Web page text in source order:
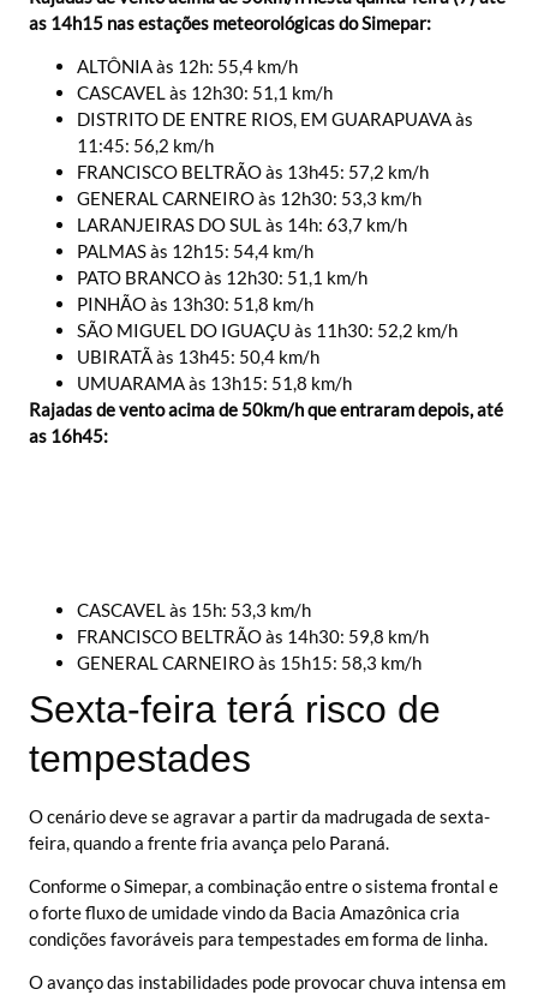
as 14h15 nas estações meteorológicas do Simepar:
ALTÔNIA às 12h: 55,4 km/h
CASCAVEL às 12h30: 51,1 km/h
DISTRITO DE ENTRE RIOS, EM GUARAPUAVA às
11:45: 56,2 km/h
FRANCISCO BELTRÃO às 13h45: 57,2 km/h
GENERAL CARNEIRO às 12h30: 53,3 km/h
LARANJEIRAS DO SUL às 14h: 63,7 km/h
PALMAS às 12h15: 54,4 km/h
PATO BRANCO às 12h30: 51,1 km/h
PINHÃO às 13h30: 51,8 km/h
SÃO MIGUEL DO IGUAÇU às 11h30: 52,2 km/h
UBIRATÃ às 13h45: 50,4 km/h
UMUARAMA às 13h15: 51,8 km/h
Rajadas de vento acima de 50km/h que entraram depois, até
as 16h45:
CASCAVEL às 15h: 53,3 km/h
FRANCISCO BELTRÃO às 14h30: 59,8 km/h
GENERAL CARNEIRO às 15h15: 58,3 km/h
Sexta-feira terá risco de
tempestades
O cenário deve se agravar a partir da madrugada de sexta-
feira, quando a frente fria avança pelo Paraná.
Conforme o Simepar, a combinação entre o sistema frontal e
o forte fluxo de umidade vindo da Bacia Amazônica cria
condições favoráveis para tempestades em forma de linha.
O avanço das instabilidades pode provocar chuva intensa em